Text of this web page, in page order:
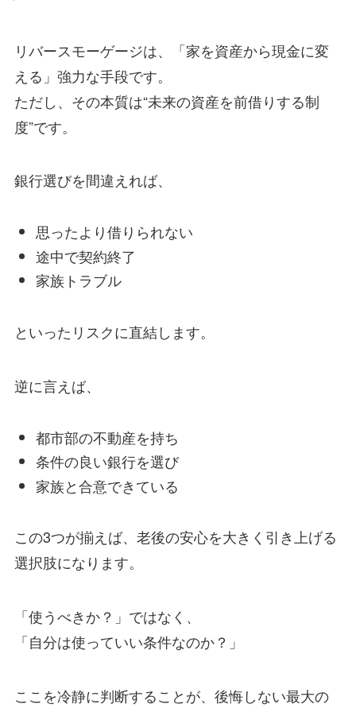
リバースモーゲージは、「家を資産から現金に変
える」強力な手段です。
ただし、その本質は“未来の資産を前借りする制
度”です。
銀行選びを間違えれば、
思ったより借りられない
途中で契約終了
家族トラブル
といったリスクに直結します。
逆に言えば、
都市部の不動産を持ち
条件の良い銀行を選び
家族と合意できている
この3つが揃えば、老後の安心を大きく引き上げる
選択肢になります。
「使うべきか？」ではなく、
「自分は使っていい条件なのか？」
ここを冷静に判断することが、後悔しない最大の